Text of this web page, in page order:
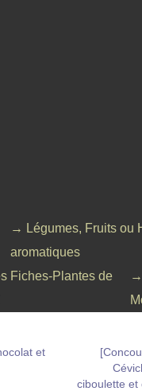
→ Légumes, Fruits ou
aromatiques
Fiches-Plantes de
→
et
ciboulette